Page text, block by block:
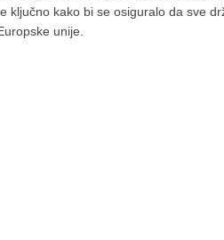
ključno kako bi se osiguralo da sve
unije.